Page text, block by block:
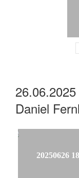
Daniel
20250626